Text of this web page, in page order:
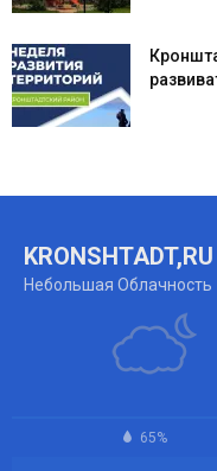
KRONSHTADT,RU
Небольшая Облачность
65%